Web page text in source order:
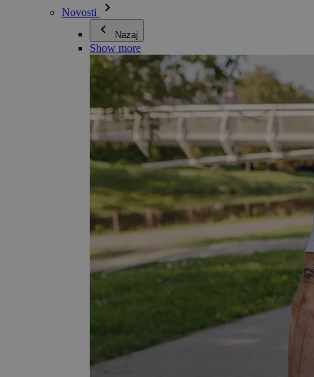
Novosti
Nazaj
Show more